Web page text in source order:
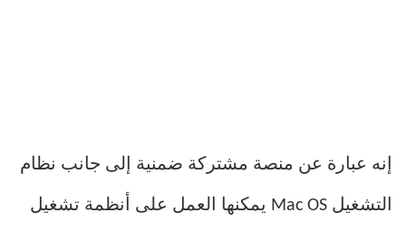
إنه عبارة عن منصة مشتركة ضمنية إلى جانب نظام
التشغيل Mac OS يمكنها العمل على أنظمة تشغيل